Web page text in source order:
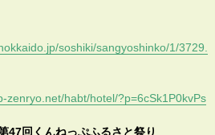
soshiki/sangyoshinko/1/3729.
zenryo.net/habt/hotel/?p=6cSk1P0kvPs
回くんねっぷふるさと祭り